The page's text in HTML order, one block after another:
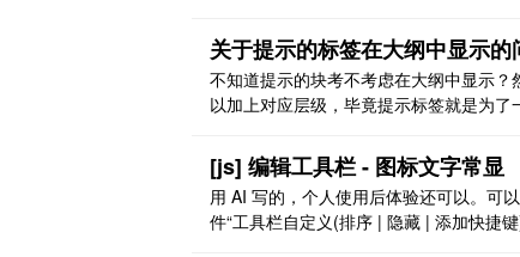
剪切原来应该也出现过其他文章的正文内
能剪切的弹窗提示
关于提示的标签在大纲中显示的
不知道提示的块考不考虑在大纲中显示？
以加上对应层级，毕竟提示标签就是为了
[js] 编辑工具栏 - 图标文字常显
用 AI 写的，个人使用后体验还可以。可
件“工具栏自定义(排序 | 隐藏 | 添加快捷键